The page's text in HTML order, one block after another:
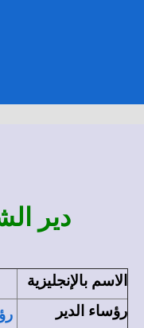
دير
الاسم بالإنجليزية
رؤساء الدير